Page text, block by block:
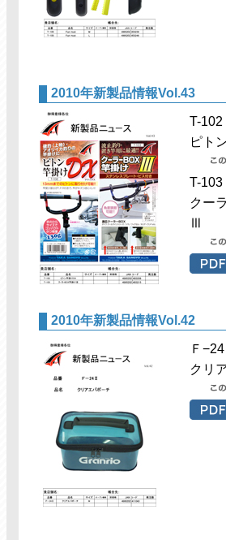
2010年新製品情報Vol.43
T-102
ピト
T-103
クー
Ⅲ
2010年新製品情報Vol.42
Ｆ
クリ